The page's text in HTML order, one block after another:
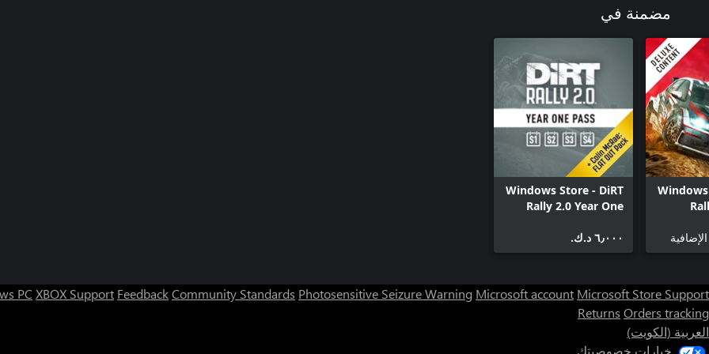
مضمنة في
Windows Store - DiRT
Rally 2.0 Year One
٦٫٠٠٠ د.ك.‏
PC XBOX Support FeedbackCommunity Standards Photosensitive Seizure Warning Microsoft account Microsoft Store Support
Returns Orders tracking
العربية (الكويت)
خيارات خصوصيتك